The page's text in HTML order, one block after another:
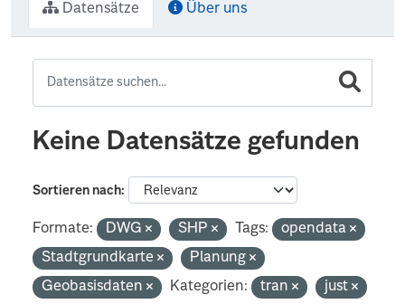
Datensätze Über uns
Keine Datensätze gefunden
Sortieren nach
Formate: DWG SHP Tags:
opendata
Stadtgrundkarte
Planung
Geobasisdaten
Kategorien: tran just